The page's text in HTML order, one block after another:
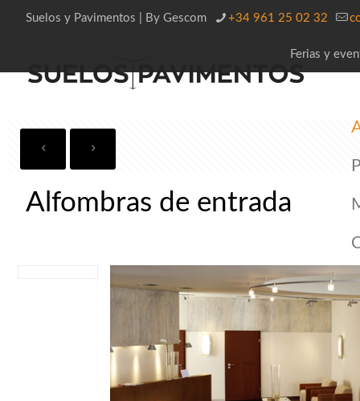
Suelos y Pavimentos | By Gescom +34 961 25 02 32
Ferias y
Alfombras de entrada